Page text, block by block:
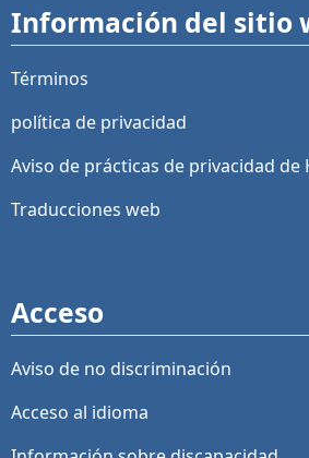
Información del sitio
Términos
política de privacidad
Aviso de prácticas de privacidad de
Traducciones web
Acceso
Aviso de no discriminación
Acceso al idioma